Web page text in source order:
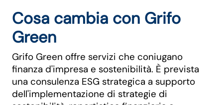
Cosa cambia con Grifo
Green
Grifo Green offre servizi che coniugano
finanza d'impresa e sostenibilità. È prevista
una consulenza ESG strategica a supporto
dell'implementazione di strategie di